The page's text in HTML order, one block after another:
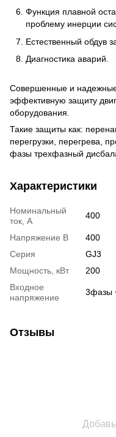
Функция плавной
проблему инерции
Естественный обдув
Диагностика аварий.
Совершенные и
эффективную защиту
оборудования.
Такие защиты как:
перегрузки, перегрева,
фазы трехфазный
Характеристики
Номинальный
ток, А
400
Напряжение В
400
Серия
GJ3
Мощность, кВт
200
Входное
напряжение
3фазы
Отзывы